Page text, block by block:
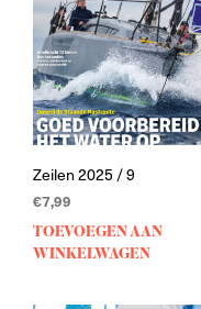
Zeilen 2025 / 9
€7,99
TOEVOEGEN AAN
WINKELWAGEN